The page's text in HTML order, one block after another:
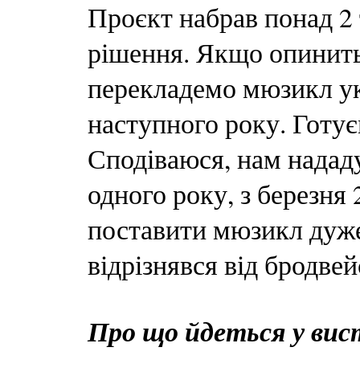
Проєкт набрав понад 2
рішення. Якщо
перекладемо мюзикл
наступного року.
Сподіваюся, нам
одного року, з
поставити мюзикл
відрізнявся від
Про що йдеться у